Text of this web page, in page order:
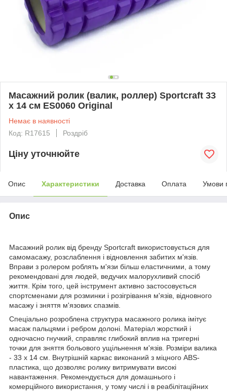
Масажний ролик (валик, роллер) Sportcraft 33
x 14 см ES0060 Original
Немає в наявності
Код: R17615
Роздріб
Ціну уточнюйте
Опис Характеристики Доставка Оплата Умови
Опис
Масажний ролик від бренду Sportcraft використовується для
самомасажу, розслаблення і відновлення забитих м'язів.
Вправи з ролером роблять м'язи більш еластичними, а тому
рекомендовані для людей, ведучих малорухливий спосіб
життя. Крім того, цей інструмент активно застосовується
спортсменами для розминки і розігрівання м'язів, відновного
масажу і зняття м'язових спазмів.
Спеціально розроблена структура масажного ролика імітує
масаж пальцями і ребром долоні. Матеріал жорсткий і
одночасно гнучкий, справляє глибокий вплив на тригерні
точки для зняття больового ущільнення м'язів. Розміри валика
- 33 x 14 см . Внутрішній каркас виконаний з міцного ABS-
пластика , що дозволяє ролику витримувати високі
навантаження. Рекомендується для домашнього і
комерційного використання, у тому числі і в реабілітаційних